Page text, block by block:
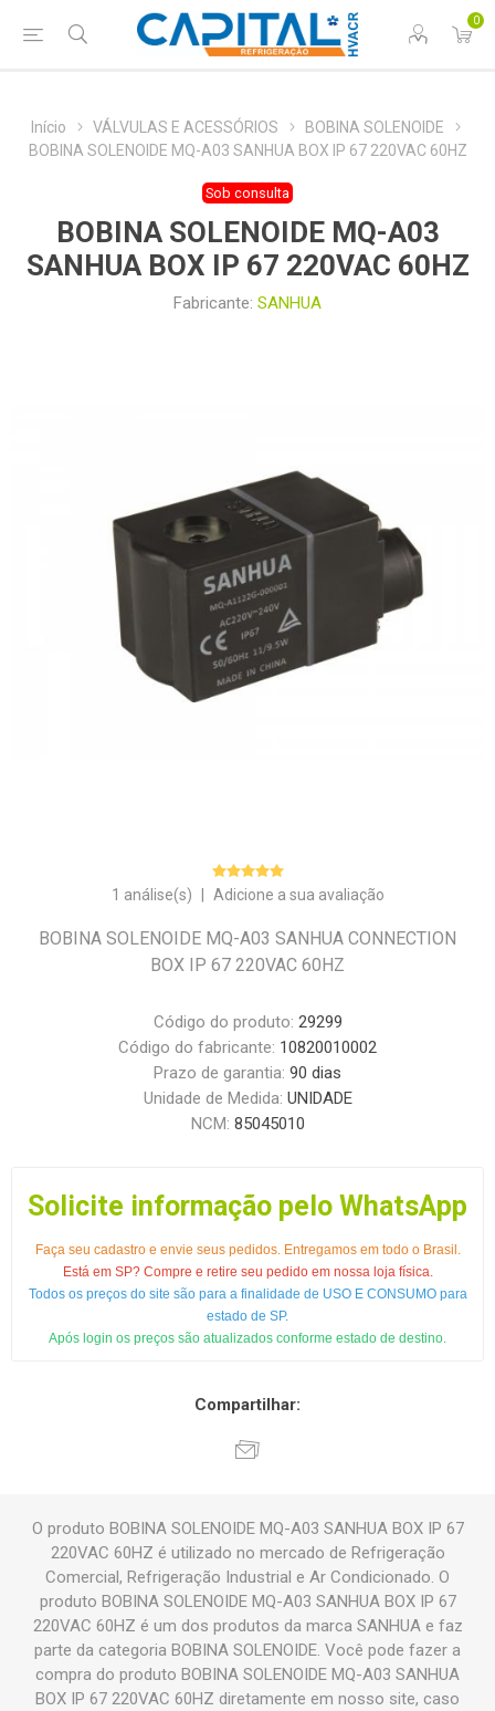
0
Início VÁLVULAS E ACESSÓRIOS
BOBINA SOLENOIDE
BOBINA SOLENOIDE MQ-A03 SANHUA BOX IP 67 220VAC 60HZ
Sob consulta
BOBINA SOLENOIDE MQ-A03
SANHUA BOX IP 67 220VAC 60HZ
Fabricante: SANHUA
1 análise(s) Adicione a sua avaliação
BOBINA SOLENOIDE MQ-A03 SANHUA CONNECTION
BOX IP 67 220VAC 60HZ
Código do produto: 29299
Código do fabricante: 10820010002
Prazo de garantia: 90 dias
Unidade de Medida: UNIDADE
NCM: 85045010
Solicite informação pelo WhatsApp
Faça seu cadastro e envie seus pedidos. Entregamos em todo o Brasil.
Está em SP? Compre e retire seu pedido em nossa loja física.
Todos os preços do site são para a finalidade de USO E CONSUMO para
estado de SP.
Após login os preços são atualizados conforme estado de destino.
Compartilhar:
O produto BOBINA SOLENOIDE MQ-A03 SANHUA BOX IP 67
220VAC 60HZ é utilizado no mercado de Refrigeração
Comercial, Refrigeração Industrial e Ar Condicionado. O
produto BOBINA SOLENOIDE MQ-A03 SANHUA BOX IP 67
220VAC 60HZ é um dos produtos da marca SANHUA e faz
parte da categoria BOBINA SOLENOIDE. Você pode fazer a
compra do produto BOBINA SOLENOIDE MQ-A03 SANHUA
BOX IP 67 220VAC 60HZ diretamente em nosso site, caso